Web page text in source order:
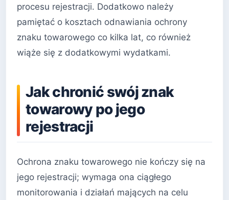
procesu rejestracji. Dodatkowo należy
pamiętać o kosztach odnawiania ochrony
znaku towarowego co kilka lat, co również
wiąże się z dodatkowymi wydatkami.
Jak chronić swój znak
towarowy po jego
rejestracji
Ochrona znaku towarowego nie kończy się na
jego rejestracji; wymaga ona ciągłego
monitorowania i działań mających na celu